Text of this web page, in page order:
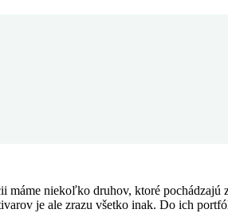
máme niekoľko druhov, ktoré pochádzajú
je ale zrazu všetko inak. Do ich